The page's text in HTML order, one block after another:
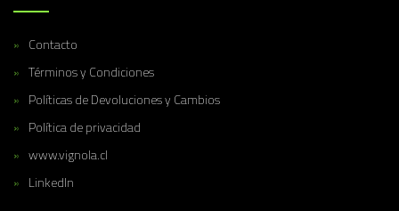
Contacto
Términos y Condiciones
Políticas de Devoluciones y Cambios
Política de privacidad
www.vignola.cl
LinkedIn